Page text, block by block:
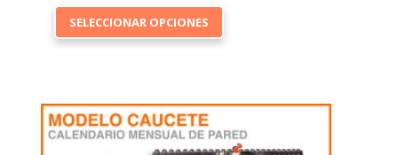
SELECCIONAR OPCIONES
opciones